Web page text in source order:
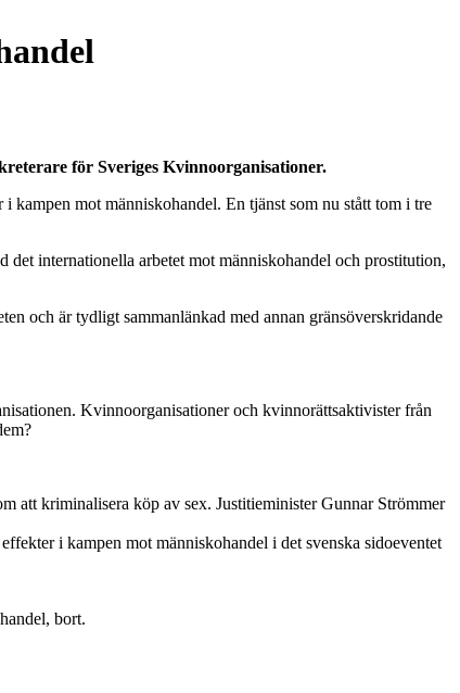
för Sveriges Kvinnoorganisationer.
kampen mot människohandel. En tjänst som nu stått tom i tre
internationella arbetet mot människohandel och prostitution,
och är tydligt sammanlänkad med annan gränsöverskridande
Kvinnoorganisationer och kvinnorättsaktivister från
att kriminalisera köp av sex. Justitieminister Gunnar Strömmer
i kampen mot människohandel i det svenska sidoeventet
bort.